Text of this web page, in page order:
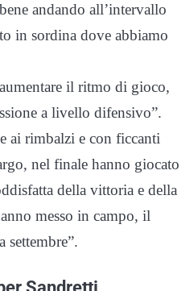
andando all’intervallo
in sordina dove abbiamo
il ritmo di gioco,
a livello difensivo”.
ai rimbalzi e con ficcanti
nel finale hanno giocato
della vittoria e della
messo in campo, il